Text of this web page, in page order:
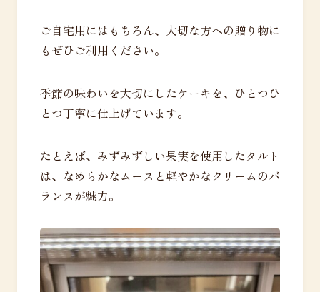
ご自宅用にはもちろん、大切な方への贈り物に
もぜひご利用ください。
季節の味わいを大切にしたケーキを、ひとつひ
とつ丁寧に仕上げています。
たとえば、みずみずしい果実を使用したタルト
は、なめらかなムースと軽やかなクリームのバ
ランスが魅力。